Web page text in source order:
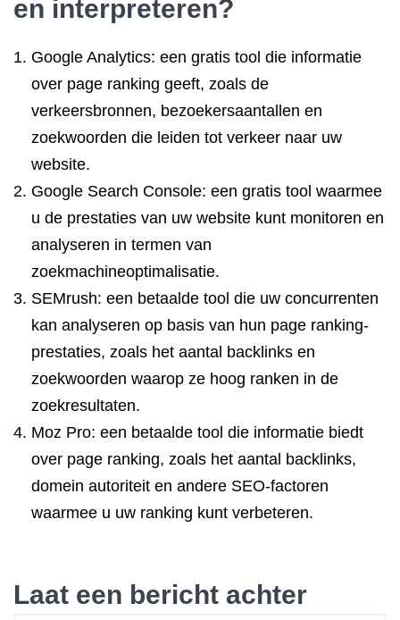
en interpreteren?
Google Analytics: een gratis tool die informatie
over page ranking geeft, zoals de
verkeersbronnen, bezoekersaantallen en
zoekwoorden die leiden tot verkeer naar uw
website.
Google Search Console: een gratis tool waarmee
u de prestaties van uw website kunt monitoren en
analyseren in termen van
zoekmachineoptimalisatie.
SEMrush: een betaalde tool die uw concurrenten
kan analyseren op basis van hun page ranking-
prestaties, zoals het aantal backlinks en
zoekwoorden waarop ze hoog ranken in de
zoekresultaten.
Moz Pro: een betaalde tool die informatie biedt
over page ranking, zoals het aantal backlinks,
domein autoriteit en andere SEO-factoren
waarmee u uw ranking kunt verbeteren.
Laat een bericht achter